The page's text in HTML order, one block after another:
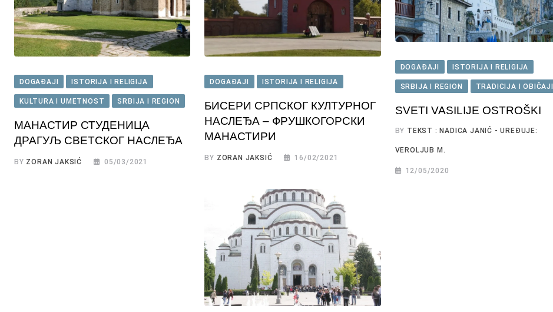
DOGAĐAJI ISTORIJA I RELIGIJA
KULTURA I UMETNOST SRBIJA I REGION
МАНАСТИР СТУДЕНИЦА
ДРАГУЉ СВЕТСКОГ НАСЛЕЂА
BY ZORAN JAKSIĆ 05/03/2021
DOGAĐAJI ISTORIJA I RELIGIJA
БИСЕРИ СРПСКОГ КУЛТУРНОГ
НАСЛЕЂА – ФРУШКОГОРСКИ
МАНАСТИРИ
BY ZORAN JAKSIĆ 16/02/2021
DOGAĐAJI ISTORIJA I RELIGIJA
SRBIJA I REGION TRADICIJA I OBIČAJI
SVETI VASILIJE OSTROŠKI
BY TEKST : NADICA JANIĆ - UREĐUJE:
VEROLJUB M.
12/05/2020